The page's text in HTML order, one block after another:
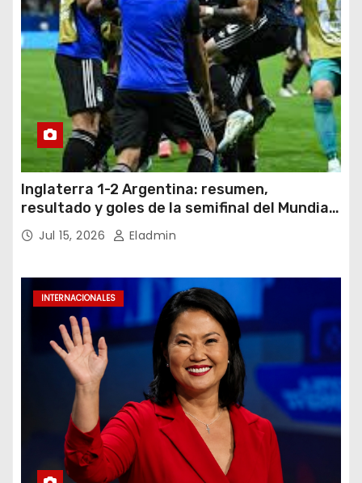
Inglaterra 1-2 Argentina: resumen,
resultado y goles de la semifinal del Mundial
2026Jul 15, 2026 Eladmin
INTERNACIONALES